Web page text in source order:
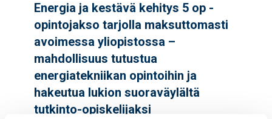
Energia ja kestävä kehitys 5 op -
opintojakso tarjolla maksuttomasti
avoimessa yliopistossa –
mahdollisuus tutustua
energiatekniikan opintoihin ja
hakeutua lukion suoraväylältä
tutkinto-opiskelijaksi